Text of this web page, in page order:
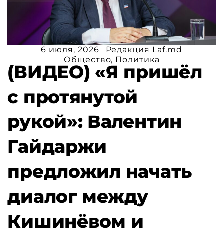
6 июля, 2026
Редакция Laf.md
Общество, Политика
(ВИДЕО) «Я пришёл
с протянутой
рукой»: Валентин
Гайдаржи
предложил начать
диалог между
Кишинёвом и